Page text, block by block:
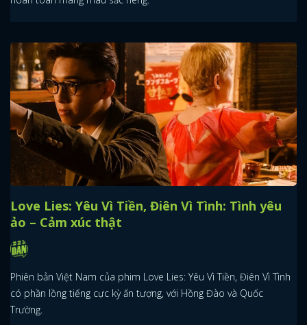
Love Lies: Yêu Vì Tiền, Điên Vì Tình: Tình yêu
ảo – Cảm xúc thật
Phiên bản Việt Nam của phim Love Lies: Yêu Vì Tiền, Điên Vì Tình
có phần lồng tiếng cực kỳ ấn tượng, với Hồng Đào và Quốc
Trường.